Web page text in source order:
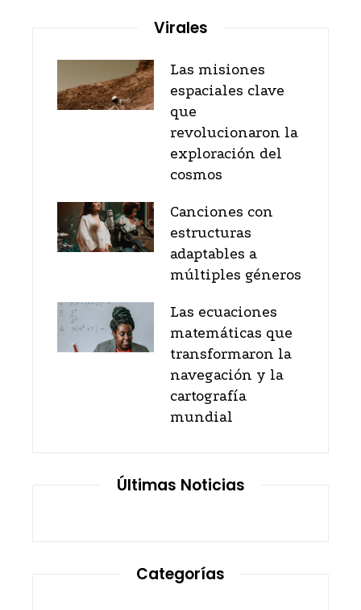
Virales
Las misiones
espaciales clave
que
revolucionaron la
exploración del
cosmos
Canciones con
estructuras
adaptables a
múltiples géneros
Las ecuaciones
matemáticas que
transformaron la
navegación y la
cartografía
mundial
Últimas Noticias
Categorías